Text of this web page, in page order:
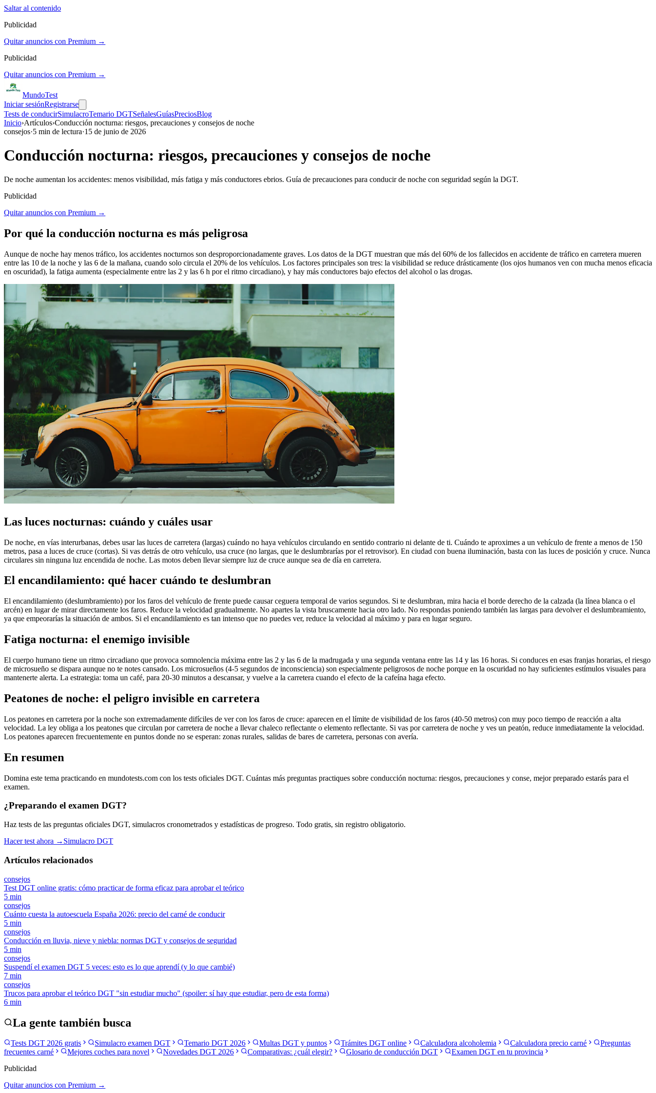
Saltar al contenido
Publicidad
Quitar anuncios con Premium →
Publicidad
Quitar anuncios con Premium →
MundoTest
Iniciar sesiónRegistrarse
Tests de conducirSimulacroTemario DGTSeñalesGuíasPreciosBlog
Inicio›Artículos›Conducción nocturna: riesgos, precauciones y consejos de noche
consejos·5 min de lectura·15 de junio de 2026
Conducción nocturna: riesgos, precauciones y consejos de noche
De noche aumentan los accidentes: menos visibilidad, más fatiga y más conductores ebrios. Guía de precauciones para conducir de noche con seguridad según la DGT.
Publicidad
Quitar anuncios con Premium →
Por qué la conducción nocturna es más peligrosa
Aunque de noche hay menos tráfico, los accidentes nocturnos son desproporcionadamente graves. Los datos de la DGT muestran que más del 60% de los fallecidos en accidente de tráfico en carretera mueren
entre las 10 de la noche y las 6 de la mañana, cuando solo circula el 20% de los vehículos. Los factores principales son tres: la visibilidad se reduce drásticamente (los ojos humanos ven con mucha menos eficacia
en oscuridad), la fatiga aumenta (especialmente entre las 2 y las 6 h por el ritmo circadiano), y hay más conductores bajo efectos del alcohol o las drogas.
Las luces nocturnas: cuándo y cuáles usar
De noche, en vías interurbanas, debes usar las luces de carretera (largas) cuándo no haya vehículos circulando en sentido contrario ni delante de ti. Cuándo te aproximes a un vehículo de frente a menos de 150
metros, pasa a luces de cruce (cortas). Si vas detrás de otro vehículo, usa cruce (no largas, que le deslumbrarías por el retrovisor). En ciudad con buena iluminación, basta con las luces de posición y cruce. Nunca
circulares sin ninguna luz encendida de noche. Las motos deben llevar siempre luz de cruce aunque sea de día en carretera.
El encandilamiento: qué hacer cuándo te deslumbran
El encandilamiento (deslumbramiento) por los faros del vehículo de frente puede causar ceguera temporal de varios segundos. Si te deslumbran, mira hacia el borde derecho de la calzada (la línea blanca o el
arcén) en lugar de mirar directamente los faros. Reduce la velocidad gradualmente. No apartes la vista bruscamente hacia otro lado. No respondas poniendo también las largas para devolver el deslumbramiento,
ya que empeorarías la situación de ambos. Si el encandilamiento es tan intenso que no puedes ver, reduce la velocidad al máximo y para en lugar seguro.
Fatiga nocturna: el enemigo invisible
El cuerpo humano tiene un ritmo circadiano que provoca somnolencia máxima entre las 2 y las 6 de la madrugada y una segunda ventana entre las 14 y las 16 horas. Si conduces en esas franjas horarias, el riesgo
de microsueño se dispara aunque no te notes cansado. Los microsueños (4-5 segundos de inconsciencia) son especialmente peligrosos de noche porque en la oscuridad no hay suficientes estímulos visuales para
mantenerte alerta. La estrategia: toma un café, para 20-30 minutos a descansar, y vuelve a la carretera cuando el efecto de la cafeína haga efecto.
Peatones de noche: el peligro invisible en carretera
Los peatones en carretera por la noche son extremadamente difíciles de ver con los faros de cruce: aparecen en el límite de visibilidad de los faros (40-50 metros) con muy poco tiempo de reacción a alta
velocidad. La ley obliga a los peatones que circulan por carretera de noche a llevar chaleco reflectante o elemento reflectante. Si vas por carretera de noche y ves un peatón, reduce inmediatamente la velocidad.
Los peatones aparecen frecuentemente en puntos donde no se esperan: zonas rurales, salidas de bares de carretera, personas con avería.
En resumen
Domina este tema practicando en mundotests.com con los tests oficiales DGT. Cuántas más preguntas practiques sobre conducción nocturna: riesgos, precauciones y conse, mejor preparado estarás para el
examen.
¿Preparando el examen DGT?
Haz tests de las preguntas oficiales DGT, simulacros cronometrados y estadísticas de progreso. Todo gratis, sin registro obligatorio.
Hacer test ahora → Simulacro DGT
Artículos relacionados
consejos
Test DGT online gratis: cómo practicar de forma eficaz para aprobar el teórico
5 min
consejos
Cuánto cuesta la autoescuela España 2026: precio del carné de conducir
5 min
consejos
Conducción en lluvia, nieve y niebla: normas DGT y consejos de seguridad
5 min
consejos
Suspendí el examen DGT 5 veces: esto es lo que aprendí (y lo que cambié)
7 min
consejos
Trucos para aprobar el teórico DGT "sin estudiar mucho" (spoiler: sí hay que estudiar, pero de esta forma)
6 min
La gente también busca
Tests DGT 2026 gratis Simulacro examen DGT Temario DGT 2026 Multas DGT y puntos Trámites DGT online Calculadora alcoholemia Calculadora precio carné
Preguntas
frecuentes carné
Mejores coches para novel Novedades DGT 2026 Comparativas: ¿cuál elegir? Glosario de conducción DGT
Examen DGT en tu provincia
Publicidad
Quitar anuncios con Premium →